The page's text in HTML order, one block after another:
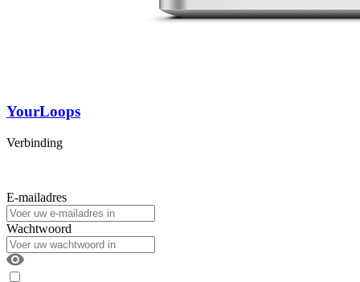
YourLoops
Verbinding
E-mailadres
Wachtwoord